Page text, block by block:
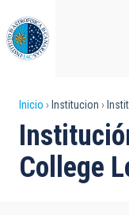
al
contenido
principal
Sobrescribir
enlaces
de
Inicio Institucion
College